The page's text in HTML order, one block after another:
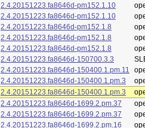
2.4.20151223.fa8646d-pm152.1.10
2.4.20151223.fa8646d-pm152.1.10
2.4.20151223.fa8646d-pm152.1.8
2.4.20151223.fa8646d-pm152.1.8
2.4.20151223.fa8646d-pm152.1.8
2.4.20151223.fa8646d-150700.3.3
2.4.20151223.fa8646d-150400.1.pm.11
2.4.20151223.fa8646d-150400.1.pm.3
2.4.20151223.fa8646d-150400.1.pm.3
2.4.20151223.fa8646d-1699.2.pm.37
2.4.20151223.fa8646d-1699.2.pm.37
2.4.20151223.fa8646d-1699.2.pm.16